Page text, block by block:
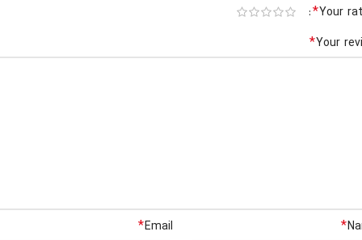
Your
*
Your
*
*
Email
*